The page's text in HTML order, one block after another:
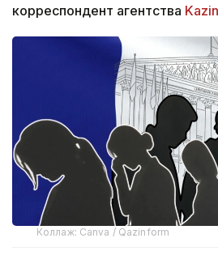
корреспондент агентства
Коллаж: Canva / Qazinform